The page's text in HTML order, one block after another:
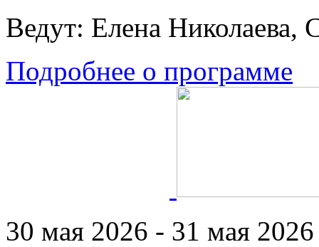
Ведут: Елена Николаева,
Подробнее о программе
30 мая 2026 - 31 мая 2026